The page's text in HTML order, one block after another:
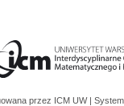
przez ICM UW |